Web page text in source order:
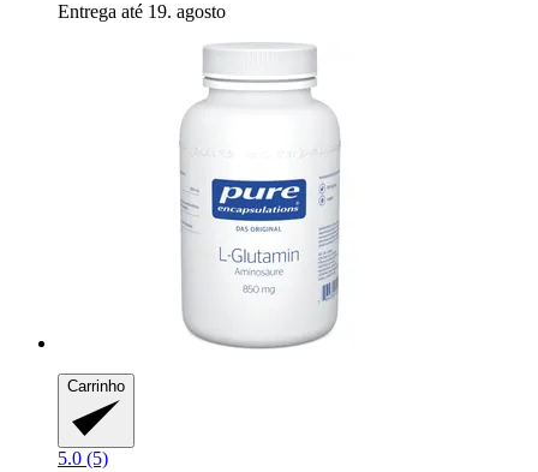
Entrega até 19. agosto
Carrinho
5.0 (5)